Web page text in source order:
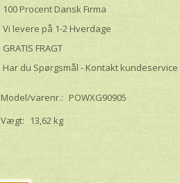
100 Procent Dansk Firma
Vi levere på 1-2 Hverdage
GRATIS FRAGT
Har du Spørgsmål - Kontakt kundeservice
Model/varenr.: POWXG90905
Vægt: 13,62 kg